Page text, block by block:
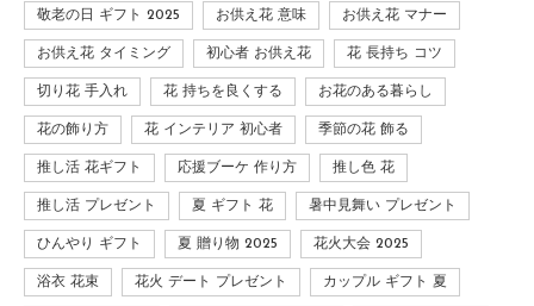
敬老の日 ギフト 2025 お供え花 意味 お供え花 マナー
お供え花 タイミング 初心者 お供え花 花 長持ち コツ
切り花 手入れ 花 持ちを良くする お花のある暮らし
花の飾り方 花 インテリア 初心者 季節の花 飾る
推し活 花ギフト 応援ブーケ 作り方 推し色 花
推し活 プレゼント 夏 ギフト 花 暑中見舞い プレゼント
ひんやり ギフト 夏 贈り物 2025 花火大会 2025
浴衣 花束 花火 デート プレゼント カップル ギフト 夏